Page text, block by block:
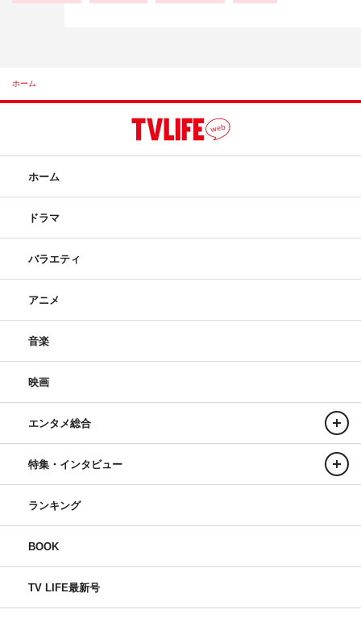
ホーム
ホーム
ドラマ
バラエティ
アニメ
音楽
映画
エンタメ総合
特集・インタビュー
ランキング
BOOK
TV LIFE最新号